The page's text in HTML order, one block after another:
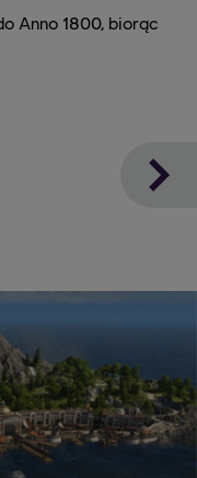
Anno 1800, biorąc